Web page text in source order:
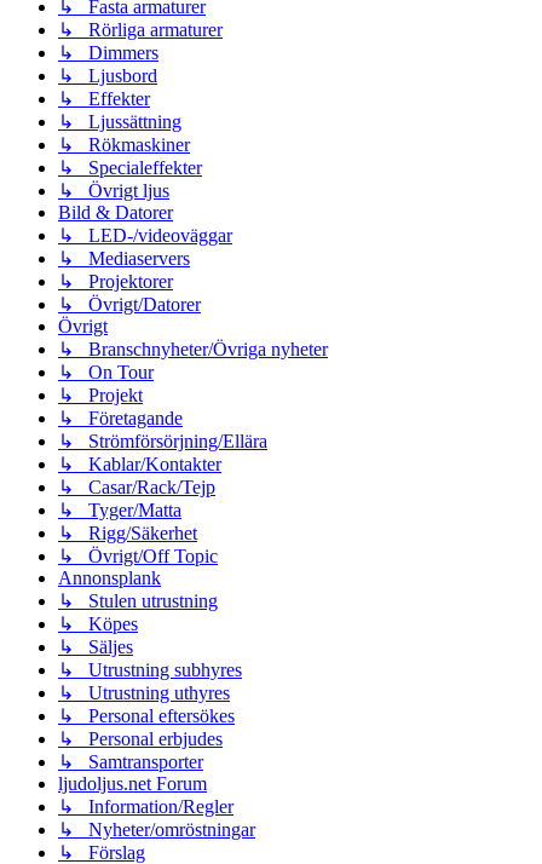
↳ Fasta armaturer
↳ Rörliga armaturer
↳ Dimmers
↳ Ljusbord
↳ Effekter
↳ Ljussättning
↳ Rökmaskiner
↳ Specialeffekter
↳ Övrigt ljus
Bild & Datorer
↳ LED-/videoväggar
↳ Mediaservers
↳ Projektorer
↳ Övrigt/Datorer
Övrigt
↳ Branschnyheter/Övriga nyheter
↳ On Tour
↳ Projekt
↳ Företagande
↳ Strömförsörjning/Ellära
↳ Kablar/Kontakter
↳ Casar/Rack/Tejp
↳ Tyger/Matta
↳ Rigg/Säkerhet
↳ Övrigt/Off Topic
Annonsplank
↳ Stulen utrustning
↳ Köpes
↳ Säljes
↳ Utrustning subhyres
↳ Utrustning uthyres
↳ Personal eftersökes
↳ Personal erbjudes
↳ Samtransporter
ljudoljus.net Forum
↳ Information/Regler
↳ Nyheter/omröstningar
↳ Förslag